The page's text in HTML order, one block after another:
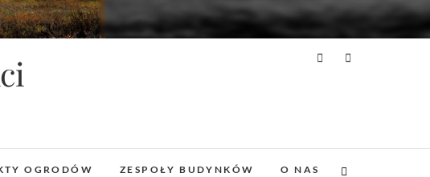
OGRODÓW ZESPOŁY BUDYNKÓW O NAS